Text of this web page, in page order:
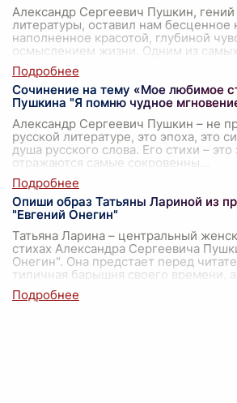
Александр Сергеевич Пушкин, гений
литературы, оставил нам бесценное
наполненное красотой, глубиной
осмыслением жизни. Одним из
Сочинение на тему «Мое любимое
Пушкина "Я помню чудное
Александр Сергеевич Пушкин – не
русской литературе, это эпоха, это
душа русского слова. Его стихи –
отражаются самые сокровенны
Опиши образ Татьяны Лариной из
"Евгений Онегин"
Татьяна Ларина – центральный
стихах Александра Сергеевича
Онегин". Она предстает перед
типичная барышня своего времени,